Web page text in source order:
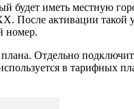
будет иметь местную
активации такой
номер.
Отдельно
в тарифных